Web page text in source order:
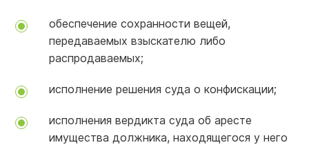
обеспечение сохранности вещей,
передаваемых взыскателю либо
распродаваемых;
исполнение решения суда о конфискации;
исполнения вердикта суда об аресте
имущества должника, находящегося у него